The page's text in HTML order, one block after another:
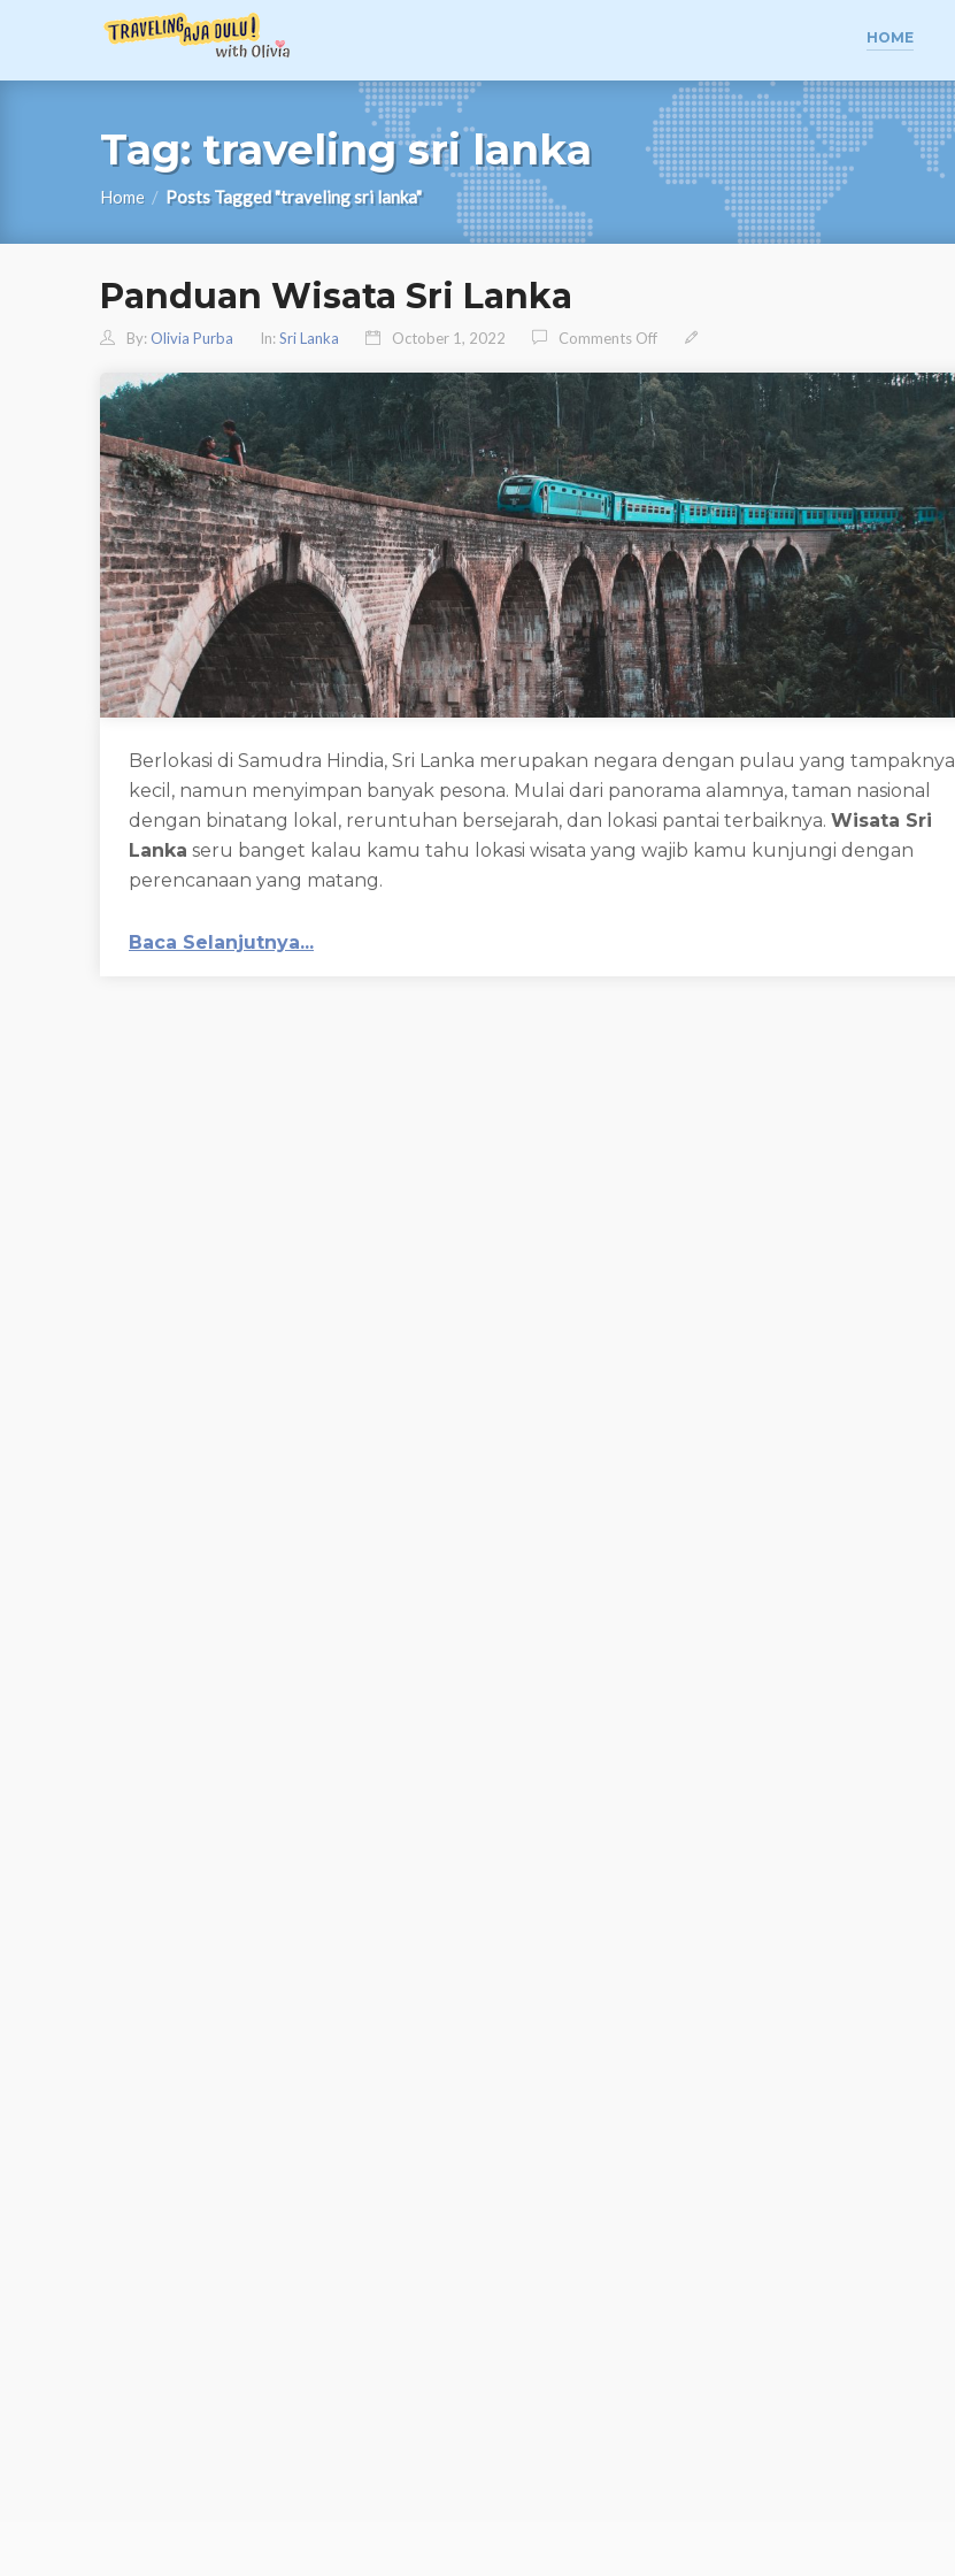
HOME
Tag: traveling sri lanka
Home / Posts Tagged "traveling sri lanka"
Panduan Wisata Sri Lanka
By: Olivia Purba In: Sri Lanka October 1, 2022 Comments OffOn Panduan Wisata Sri Lanka
Berlokasi di Samudra Hindia, Sri Lanka merupakan negara dengan pulau yang tampaknya
kecil, namun menyimpan banyak pesona. Mulai dari panorama alamnya, taman nasional
dengan binatang lokal, reruntuhan bersejarah, dan lokasi pantai terbaiknya. Wisata Sri
Lanka seru banget kalau kamu tahu lokasi wisata yang wajib kamu kunjungi dengan
perencanaan yang matang.
Baca Selanjutnya...